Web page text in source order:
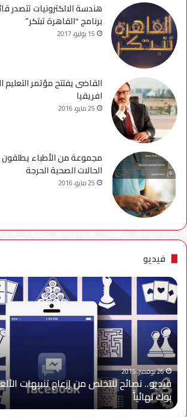
هندسة الالكترونيات تتصدر
برنامج “القاهرة تبتكر”
15 يوليو، 2017
القاضى يفتتح مؤتمر التعليم
افريقيا
25 مايو، 2016
مجموعة من الأطباء يطلقون
الحالات الصحية الحرجة
25 مايو، 2016
فيديو
فيديو..
نصائح
للتخلص
من
إزعاج
تنبيهات
الألعاب
على
فيس
بوك
نهائياًَ
26 نوفمبر، 2015
فيديو.. نصائح للتخلص من إزعاج تنبيهات
بوك نهائياًَ